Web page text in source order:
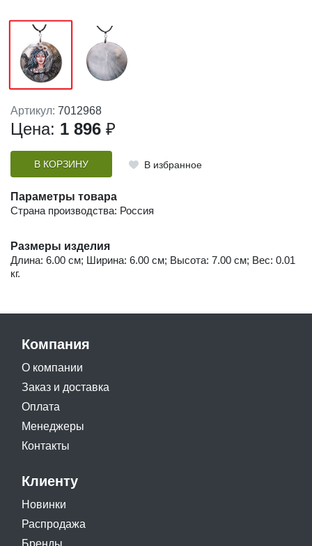
Артикул: 7012968
Цена: 1 896 ₽
В КОРЗИНУ В избранное
Параметры товара
Страна производства: Россия
Размеры изделия
Длина: 6.00 см; Ширина: 6.00 см; Высота: 7.00 см; Вес: 0.01
кг.
Компания
О компании
Заказ и доставка
Оплата
Менеджеры
Контакты
Клиенту
Новинки
Распродажа
Бренды